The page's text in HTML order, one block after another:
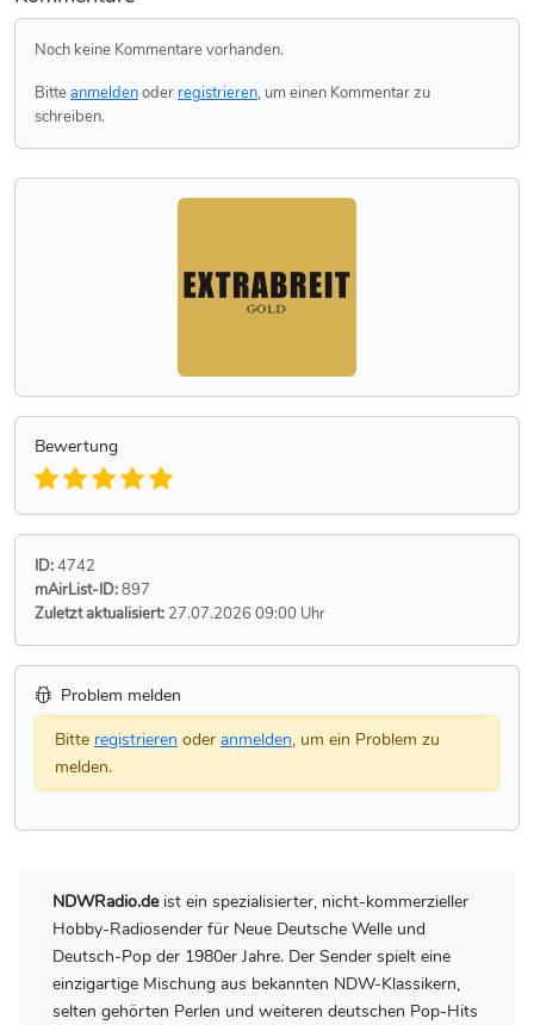
Noch keine Kommentare vorhanden.
Bitteanmeldenoder registrieren, um einen Kommentar zu
schreiben.
Bewertung
ID:4742
mAirList-ID:897
Zuletzt aktualisiert: 27.07.2026 09:00 Uhr
Problem melden
Bitte registrieren oder anmelden, um ein Problem zu
melden.
NDWRadio.deist ein spezialisierter, nicht-kommerzieller
Hobby-Radiosender für Neue Deutsche Welle und
Deutsch-Pop der 1980er Jahre. Der Sender spielt eine
einzigartige Mischung aus bekannten NDW-Klassikern,
selten gehörten Perlen und weiteren deutschen Pop-Hits